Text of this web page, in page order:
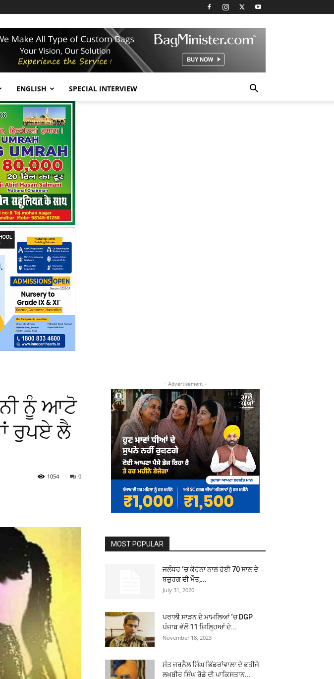
ENGLISH SPECIAL INTERVIEW
ਨੂੰ ਆਟੋ
ਰੁਪਏ ਲੈ
0
1054
- Advertisement -
MOST POPULAR
ਜਲੰਧਰ ‘ਚ ਕੋਰੋਨਾ ਨਾਲ ਹੋਈ 70 ਸਾਲ ਦੇ
ਬਜ਼ੁਰਗ ਦੀ ਮੌਤ,...
July 31, 2020
ਪਰਾਲੀ ਸਾੜਨ ਦੇ ਮਾਮਲਿਆਂ ‘ਚ DGP
ਪੰਜਾਬ ਵੱਲੋਂ 11 ਜ਼ਿਲ੍ਹਿਆਂ ਦੇ...
November 18, 2023
ਸੰਤ ਜਰਨੈਲ ਸਿੰਘ ਭਿੰਡਰਾਂਵਾਲਾ ਦੇ ਭਤੀਜੇ
ਲਖਬੀਰ ਸਿੰਘ ਰੋਡੇ ਦੀ ਪਾਕਿਸਤਾਨ...